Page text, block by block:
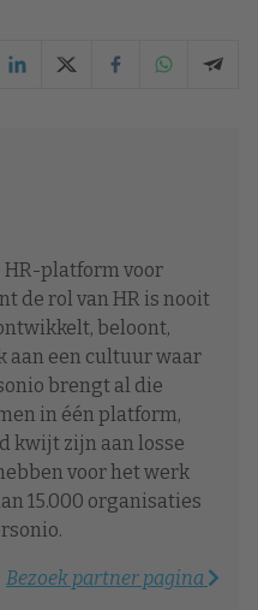
platform voor
de rol van HR is nooit
beloont,
aan een cultuur waar
brengt al die
in één platform,
kwijt zijn aan losse
voor het werk
15.000 organisaties
Bezoek partner pagina